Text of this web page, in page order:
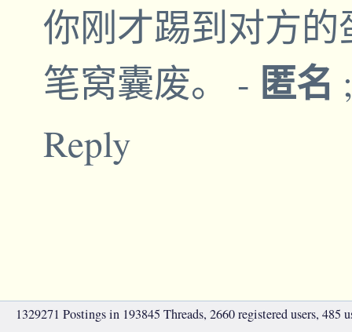
你刚才踢到对方
笔窝囊废。 - 匿名
Reply
1329271 Postings in 193845 Threads, 2660 registered users, 485